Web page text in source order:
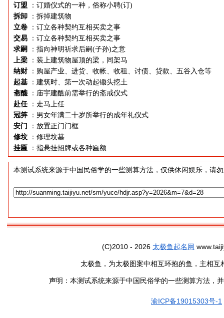
订盟
：订婚仪式的一种，俗称小聘(订)
拆卸
：拆掉建筑物
立卷
：订立各种契约互相买卖之事
交易
：订立各种契约互相买卖之事
求嗣
：指向神明祈求后嗣(子孙)之意
上梁
：装上建筑物屋顶的梁，同架马
纳财
：购屋产业、进货、收帐、收租、讨债、贷款、五谷入仓等
起基
：建筑时、第一次动起锄头挖土
斋醮 ：庙宇建醮前需举行的斋戒仪式
赴任 ：走马上任
冠笄
：男女年满二十岁所举行的成年礼仪式
安门
：放置正门门框
修坟
：修理坟墓
挂匾
：指悬挂招牌或各种匾额
本测试系统来源于中国民俗学的一些测算方法，仅供休闲娱乐，请
(C)2010 - 2026 太极鱼起名网
太极鱼，为太极图案中相互环抱的鱼，主相
声明：本测试系统来源于中国民俗学的一些测算方法，
渝ICP备19015303号-1